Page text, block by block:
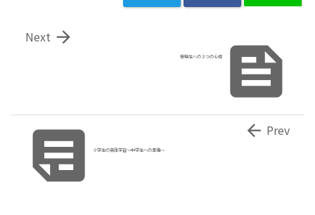

受験生への３つの心得

Next
小学生の英語学習～中学生への準備～
 Prev